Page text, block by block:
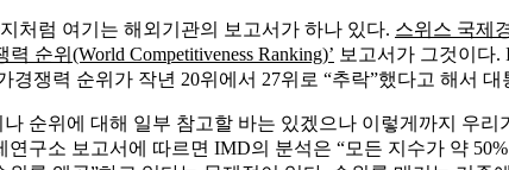
처럼 여기는 해외기관의 보고서가 하나 있다. 스위스 국제
력 순위(World Competitiveness Ranking)’ 보고서가 그것이다
경쟁력 순위가 작년 20위에서 27위로 “추락”했다고 해서
순위에 대해 일부 참고할 바는 있겠으나 이렇게까지 우
연구소 보고서에 따르면 IMD의 분석은 “모든 지수가 약